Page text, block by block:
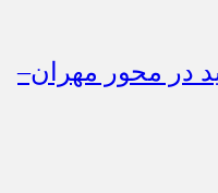
در محور مهران–